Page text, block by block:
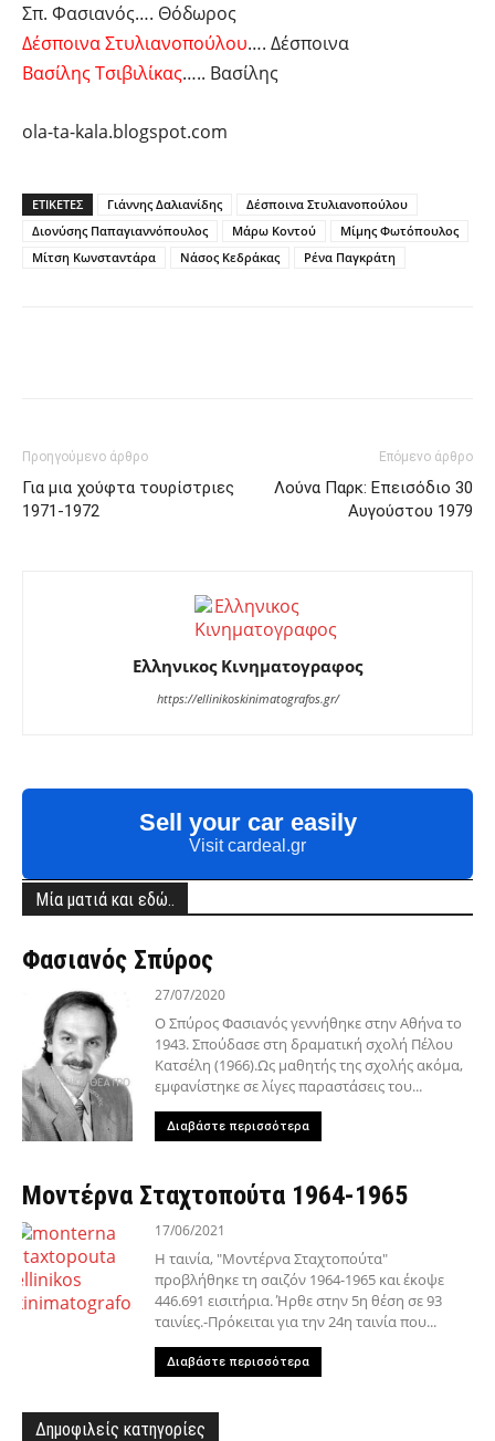
Σπ. Φασιανός…. Θόδωρος
Δέσποινα Στυλιανοπούλου…. Δέσποινα
Βασίλης Τσιβιλίκας….. Βασίλης
ola-ta-kala.blogspot.com
ΕΤΙΚΕΤΕΣ Γιάννης Δαλιανίδης
Δέσποινα Στυλιανοπούλου
Διονύσης Παπαγιαννόπουλος
Μάρω Κοντού
Μίμης Φωτόπουλος
Μίτση Κωνσταντάρα
Νάσος Κεδράκας Ρένα Παγκράτη
Προηγούμενο άρθρο
Για μια χούφτα τουρίστριες
1971-1972
Επόμενο άρθρο
Λούνα Παρκ: Επεισόδιο 30
Αυγούστου 1979
Ελληνικος Κινηματογραφος
https://ellinikoskinimatografos.gr/
Sell your car easily
Visit cardeal.gr
Μία ματιά και εδώ..
Φασιανός Σπύρος
27/07/2020
Ο Σπύρος Φασιανός γεννήθηκε στην Αθήνα το
1943. Σπούδασε στη δραματική σχολή Πέλου
Κατσέλη (1966).Ως μαθητής της σχολής ακόμα,
εμφανίστηκε σε λίγες παραστάσεις του...
Διαβάστε περισσότερα
Μοντέρνα Σταχτοπούτα 1964-1965
17/06/2021
Η ταινία, "Μοντέρνα Σταχτοπούτα"
προβλήθηκε τη σαιζόν 1964-1965 και έκοψε
446.691 εισιτήρια. Ήρθε στην 5η θέση σε 93
ταινίες.-Πρόκειται για την 24η ταινία που...
Διαβάστε περισσότερα
Δημοφιλείς κατηγορίες